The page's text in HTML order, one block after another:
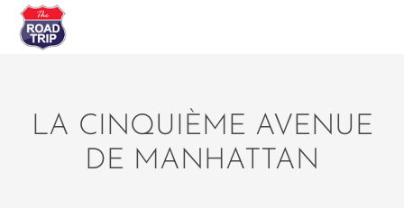
LA CINQUIÈME AVENUE
DE MANHATTAN